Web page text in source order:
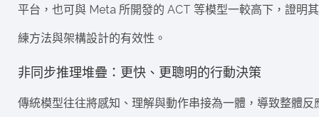
平台，也可與 Meta 所開發的 ACT 等模型一較高下，證明
練方法與架構設計的有效性。
非同步推理堆疊：更快、更聰明的行動決策
傳統模型往往將感知、理解與動作串接為一體，導致整體反